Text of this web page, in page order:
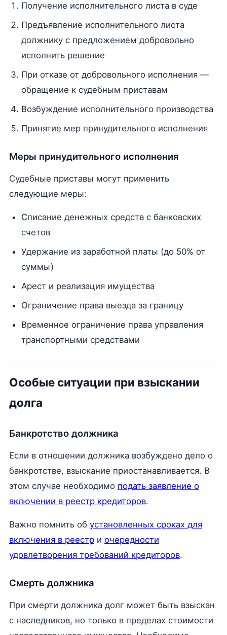
Получение исполнительного листа в суде
Предъявление исполнительного листа
должнику с предложением добровольно
исполнить решение
При отказе от добровольного исполнения —
обращение к судебным приставам
Возбуждение исполнительного производства
Принятие мер принудительного исполнения
Меры принудительного исполнения
Судебные приставы могут применить
следующие меры:
Списание денежных средств с банковских
счетов
Удержание из заработной платы (до 50% от
суммы)
Арест и реализация имущества
Ограничение права выезда за границу
Временное ограничение права управления
транспортными средствами
Особые ситуации при взыскании
долга
Банкротство должника
Если в отношении должника возбуждено дело о
банкротстве, взыскание приостанавливается. В
этом случае необходимо подать заявление о
включении в реестр кредиторов.
Важно помнить об установленных сроках для
включения в реестри очередности
удовлетворения требований кредиторов.
Смерть должника
При смерти должника долг может быть взыскан
с наследников, но только в пределах стоимости